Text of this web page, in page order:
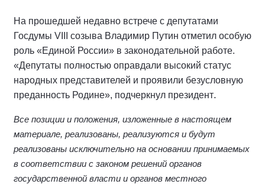
На прошедшей недавно встрече с депутатами
Госдумы VIII созыва Владимир Путин отметил особую
роль «Единой России» в законодательной работе.
«Депутаты полностью оправдали высокий статус
народных представителей и проявили безусловную
преданность Родине», подчеркнул президент.
Все позиции и положения, изложенные в настоящем
материале, реализованы, реализуются и будут
реализованы исключительно на основании принимаемых
в соответствии с законом решений органов
государственной власти и органов местного